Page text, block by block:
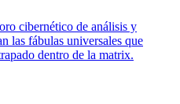
cibernético de análisis y
las fábulas universales que
dentro de la matrix.